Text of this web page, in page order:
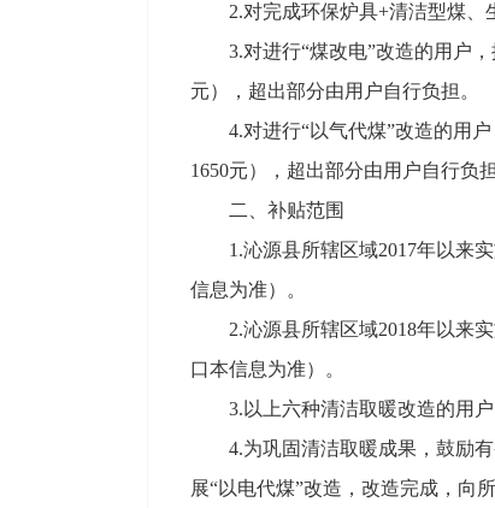
2.对完成环保炉具+清洁型煤、
3.对进行“煤改电”改造的用户
元），超出部分由用户自行负担。
4.对进行“以气代煤”改造的用
1650元），超出部分由用户自行负担
二、补贴范围
1.沁源县所辖区域2017年以来
信息为准）。
2.沁源县所辖区域2018年以来
口本信息为准）。
3.以上六种清洁取暖改造的用
4.为巩固清洁取暖成果，鼓励
展“以电代煤”改造，改造完成，向